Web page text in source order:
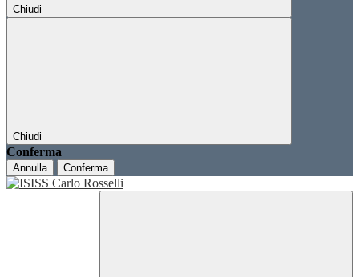
Chiudi
Chiudi
Conferma
Annulla Conferma